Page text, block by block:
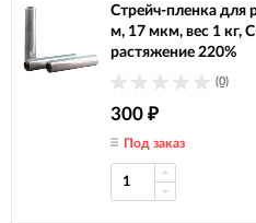
Стрейч-пленка для
м, 17 мкм, вес 1
растяжение 220%
(0)
300 ₽
Под заказ